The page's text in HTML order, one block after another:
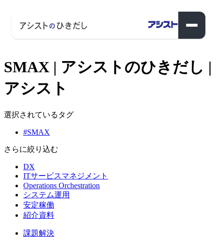
SMAX | アシストのひきだし |
アシスト
選択されているタグ
#SMAX
さらに絞り込む
DX
ITサービスマネジメント
Operations Orchestration
システム運用
安定稼働
紹介資料
課題解決